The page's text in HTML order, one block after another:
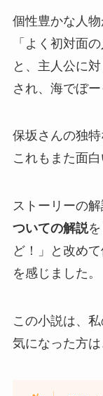
個性豊かな人物
「よく初対面
と、主人公に
され、海でぼ
保坂さんの独特
これもまた面白
ストーリーの解
ついての解説
ど！」と改め
を感じました。
この小説は、
気になった方は